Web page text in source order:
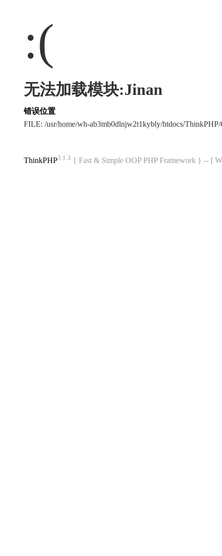
:(
无法加载模块:Jinan
错误位置
FILE: /usr/home/wh-ab3mb0dlnjw2t1kybly/htdocs/
ThinkPHP3.1.3 { Fast & Simple OOP PHP Framework } -- [